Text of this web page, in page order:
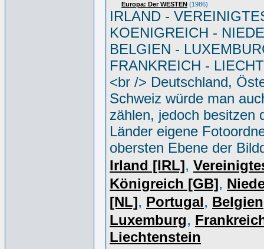
Europa: Der WESTEN (1986)
IRLAND -
KOENIGREICH -
BELGIEN -
FRANKREICH -
<br /> Deutschland,
Schweiz würde man
zählen, jedoch besitzen
Länder eigene
obersten Ebene der
Irland [IRL],
Königreich [GB],
[NL], Portugal, Belgien
Luxemburg,
Liechtenstein